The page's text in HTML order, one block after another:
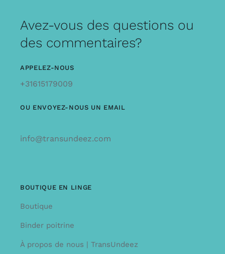
Avez-vous des questions ou
des commentaires?
APPELEZ-NOUS
+31615179009
OU ENVOYEZ-NOUS UN EMAIL
info@transundeez.com
BOUTIQUE EN LINGE
Boutique
Binder poitrine
À propos de nous | TransUndeez